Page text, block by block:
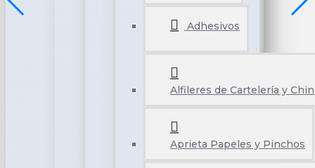
Adhesivos
Alfileres de Cartelería y
Aprieta Papeles y Pinchos